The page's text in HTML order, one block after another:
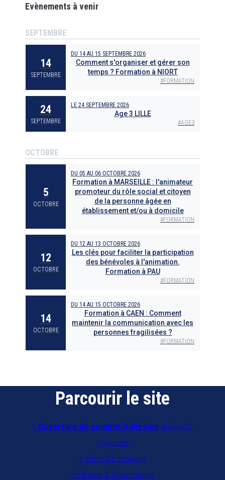
Evènements à venir
SEPTEMBRE
14
SEPTEMBRE
DU 14 AU 15 SEPTEMBRE 2026
Comment s'organiser et gérer son
temps ? Formation à NIORT
#FORMATION
24
SEPTEMBRE
LE 24 SEPTEMBRE 2026
Age 3 LILLE
#AGE3
OCTOBRE
5
OCTOBRE
DU 05 AU 06 OCTOBRE 2026
Formation à MARSEILLE : l'animateur
promoteur du rôle social et citoyen
de la personne âgée en
établissement et/ou à domicile
#FORMATION
12
OCTOBRE
DU 12 AU 13 OCTOBRE 2026
Les clés pour faciliter la participation
des bénévoles à l'animation.
Formation à PAU
#FORMATION
14
OCTOBRE
DU 14 AU 15 OCTOBRE 2026
Formation à CAEN : Comment
maintenir la communication avec les
personnes fragilisées ?
#FORMATION
Parcourir le site
Ouverture de compte/Adhésion au G.A.G.
Accueil
Infos & Echanges
Ethique & Déontologie